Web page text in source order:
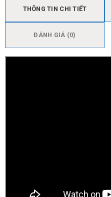
THÔNG TIN CHI TIẾT
ĐÁNH GIÁ (0)